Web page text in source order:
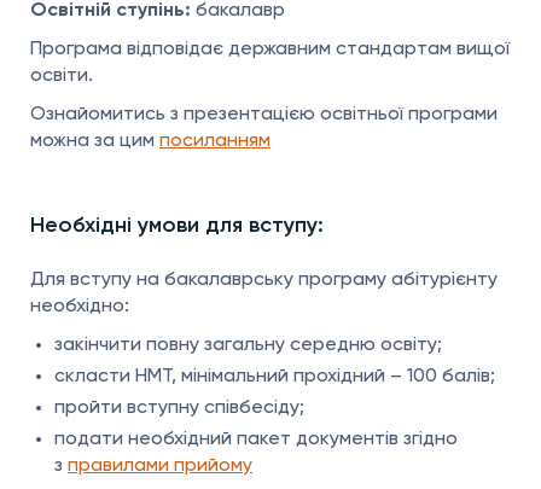
Освітній ступінь: бакалавр
Програма відповідає державним стандартам вищої
освіти.
Ознайомитись з презентацією освітньої програми
можна за цим посиланням
Необхідні умови для вступу:
Для вступу на бакалаврську програму абітурієнту
необхідно:
закінчити повну загальну середню освіту;
скласти НМТ, мінімальний прохідний – 100 балів;
пройти вступну співбесіду;
подати необхідний пакет документів згідно
з правилами прийому